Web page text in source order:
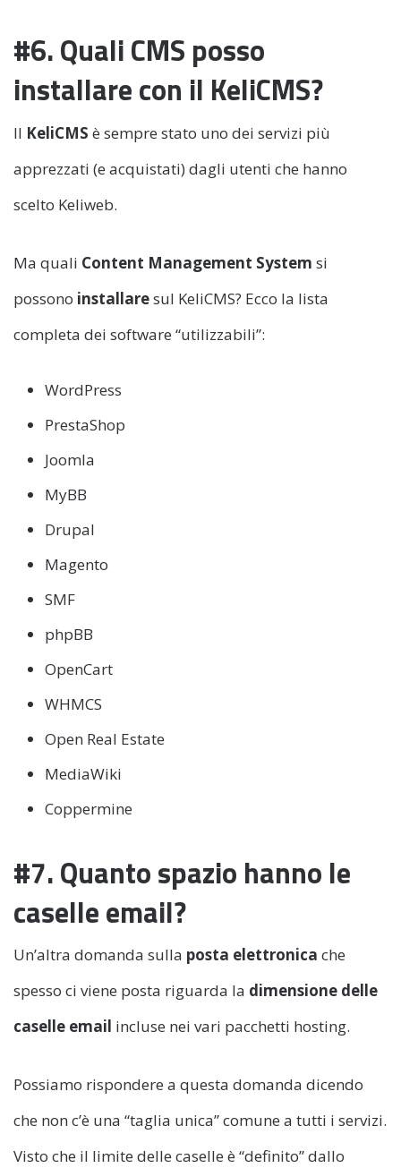
#6. Quali CMS posso
installare con il KeliCMS?
Il KeliCMS è sempre stato uno dei servizi più
apprezzati (e acquistati) dagli utenti che hanno
scelto Keliweb.
Ma quali Content Management System si
possono installaresul KeliCMS? Ecco la lista
completa dei software “utilizzabili”:
WordPress
PrestaShop
Joomla
MyBB
Drupal
Magento
SMF
phpBB
OpenCart
WHMCS
Open Real Estate
MediaWiki
Coppermine
#7. Quanto spazio hanno le
caselle email?
Un’altra domanda sulla posta elettronica che
spesso ci viene posta riguarda la dimensione delle
caselle email incluse nei vari pacchetti hosting.
Possiamo rispondere a questa domanda dicendo
che non c’è una “taglia unica” comune a tutti i servizi.
Visto che il limite delle caselle è “definito” dallo